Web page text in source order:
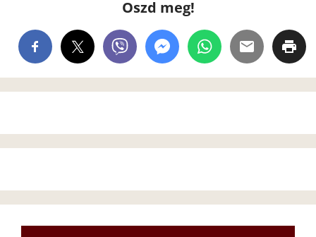
Oszd meg!